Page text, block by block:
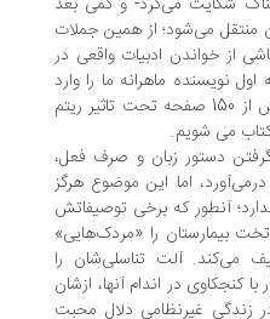
می‌شود؛ از همین جملات
ادبیات واقعی در
ماهرانه ما را وارد
جهان مسحورکننده‌اش می‌کند و بیش از 150 صفحه تحت تاثیر ریتم
شویم.
زبان و صرف فعل،
اما این موضوع هرگز
که برخی توصیفاتش
را «مردک‌هایی»
آلت تناسلی‌شان را
در اندام آنها، ازشان
غیرنظامی دلال محبت